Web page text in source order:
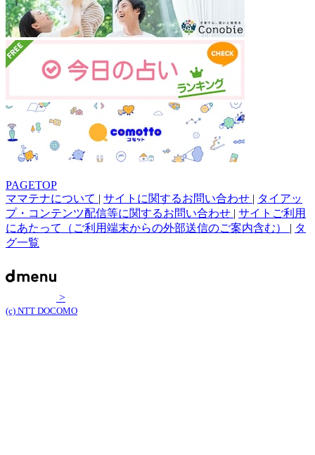
PAGETOP
ママテナについて | サイトに関するお問い合わせ | タイアッ
プ・コンテンツ配信等に関するお問い合わせ | サイトご利用
にあたって（ご利用端末からの外部送信のご案内含む） | タ
グ一覧
>
(c) NTT DOCOMO